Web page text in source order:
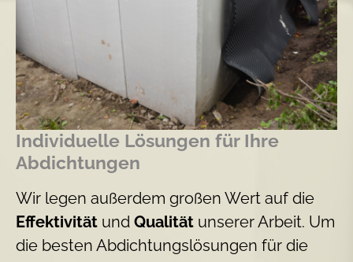
Individuelle Lösungen für Ihre
Abdichtungen
Wir legen außerdem großen Wert auf die
Effektivität und Qualität unserer Arbeit. Um
die besten Abdichtungslösungen für die